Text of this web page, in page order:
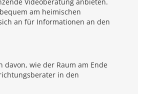
am heimischen
an für Informationen an den
wie der Raum am Ende
in den